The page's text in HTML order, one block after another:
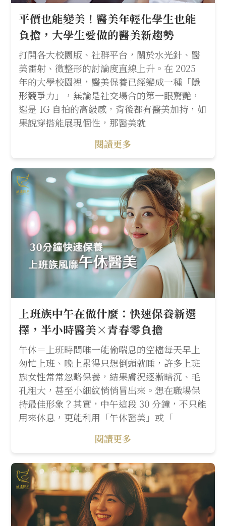
平價也能變美！醫美年輕化學生也能
負擔，大學生愛做的醫美新趨勢
打開各大校園版、社群平台，關於水光針、醫
美雷射、微整形的討論度直線上升。在 2025
年的大學校園裡，醫美保養已經變成一種「隱
形競爭力」，無論是社交場合的第一眼驚艷，
還是 IG 自拍的高級感，背後都有醫美加持，如
果說穿搭能展現個性，那醫美就
閱讀更多
上班族中午在做什麼：快速保養新選
擇，半小時醫美×青春零負擔
午休＝上班時間唯一能偷喘息的空檔每天早上
匆忙上班、晚上累得只想倒頭就睡，許多上班
族女性常常忽略保養，結果膚況逐漸暗沉、毛
孔粗大，甚至小細紋悄悄冒出來。想在職場保
持最佳形象？其實，中午這段 30 分鐘，不只能
用來休息，更能利用「午休醫美」或「
閱讀更多